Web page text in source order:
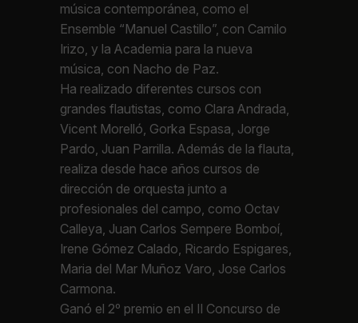
música contemporánea, como el
Ensemble “Manuel Castillo”, con Camilo
Irizo, y la Academia para la nueva
música, con Nacho de Paz.
Ha realizado diferentes cursos con
grandes flautistas, como Clara Andrada,
Vicent Morelló, Gorka Espasa, Jorge
Pardo, Juan Parrilla. Además de la flauta,
realiza desde hace años cursos de
dirección de orquesta junto a
profesionales del campo, como Octav
Calleya, Juan Carlos Sempere Bomboí,
Irene Gómez Calado, Ricardo Espigares,
Maria del Mar Muñoz Varo, Jose Carlos
Carmona.
Ganó el 2º premio en el II Concurso de